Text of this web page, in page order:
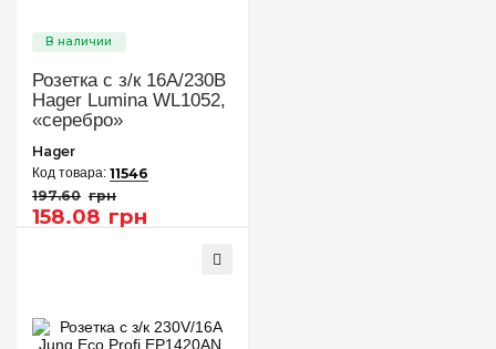
Розетка с з/к 16А/230В
Hager Lumina WL1052,
«серебро»
Hager
11546
197.60 грн
158.08 грн